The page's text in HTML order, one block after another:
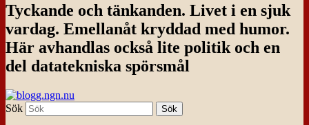
Tyckande och tänkanden. Livet i en sjuk
vardag. Emellanåt kryddad med humor.
Här avhandlas också lite politik och en
del datatekniska spörsmål
Sök